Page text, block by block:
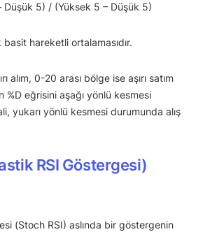
Düşük 5) / (Yüksek 5 – Düşük 5)
basit hareketli ortalamasıdır.
alım, 0-20 arası bölge ise aşırı satım
%D eğrisini aşağı yönlü kesmesi
yukarı yönlü kesmesi durumunda alış
RSI Göstergesi)
(Stoch RSI) aslında bir göstergenin